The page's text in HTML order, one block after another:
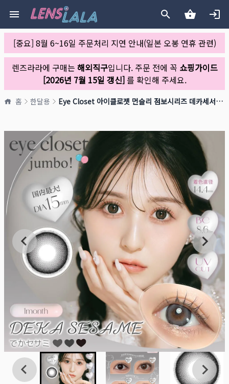
[중요] 8월 6~16일 주문처리 지연 안내(일본 오봉 연휴 관련)
렌즈라라에 구매는 해외직구입니다. 주문 전에 꼭 쇼핑가이드
[2026년 7월 15일 갱신]를 확인해 주세요.
홈 한달용 Eye Closet 아이클로젯 먼슬리 점보시리즈 데카세서미(1박스 2개들이)